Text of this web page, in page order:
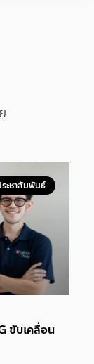
ระชาสัมพันธ์
ขับเคลื่อน